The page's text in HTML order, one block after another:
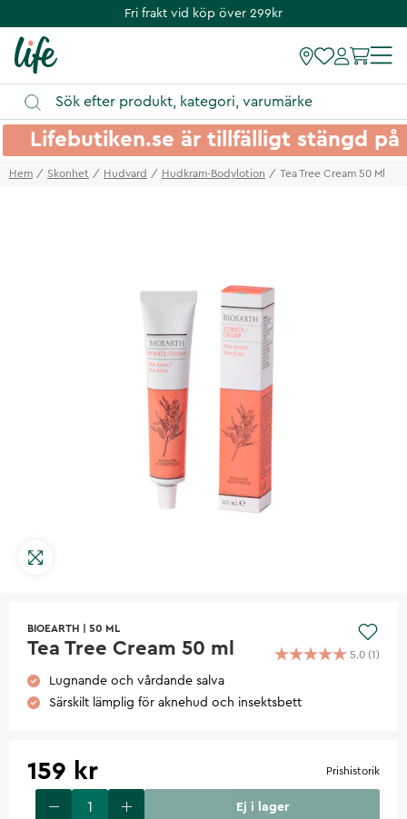
Fri frakt vid köp över 299kr
Lifebutiken.se är tillfälligt stängd
Hem Skonhet Hudvard Hudkram-Bodylotion Tea Tree Cream 50 Ml
BIOEARTH 50 ML
Tea Tree Cream 50 ml 5.0 (1)
Lugnande och vårdande salva
Särskilt lämplig för aknehud och insektsbett
159 kr Prishistorik
Ej i lager